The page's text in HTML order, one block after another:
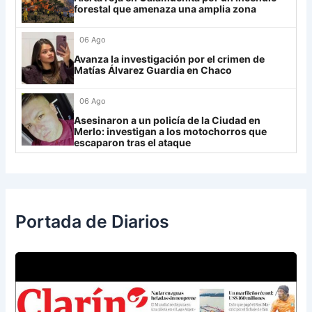
IDV
Rosario Central
UCV FC
Libertad
forestal que amenaza una amplia zona
06 Ago
Avanza la investigación por el crimen de
Matías Álvarez Guardia en Chaco
06 Ago
Asesinaron a un policía de la Ciudad en
Merlo: investigan a los motochorros que
escaparon tras el ataque
Portada de Diarios